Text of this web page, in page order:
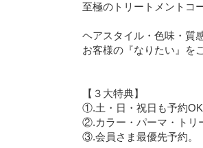
至極のトリートメントコ
ヘアスタイル・色味・質
お客様の『なりたい』を
【３大特典】
①.土・日・祝日も予約OK
②.カラー・パーマ・トリ
③.会員さま最優先予約。